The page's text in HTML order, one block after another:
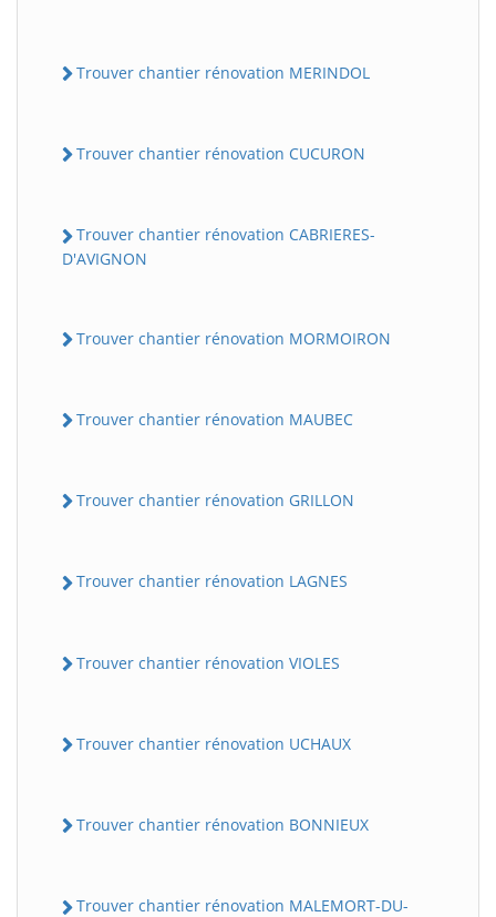
Trouver chantier rénovation MERINDOL
Trouver chantier rénovation CUCURON
Trouver chantier rénovation CABRIERES-
D'AVIGNON
Trouver chantier rénovation MORMOIRON
Trouver chantier rénovation MAUBEC
Trouver chantier rénovation GRILLON
Trouver chantier rénovation LAGNES
Trouver chantier rénovation VIOLES
Trouver chantier rénovation UCHAUX
Trouver chantier rénovation BONNIEUX
Trouver chantier rénovation MALEMORT-DU-